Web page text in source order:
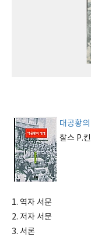
대공황의
찰스 P.
1. 역자 서문
2. 저자 서문
3. 서론